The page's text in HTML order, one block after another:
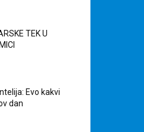
TEK U
Evo kakvi
dan